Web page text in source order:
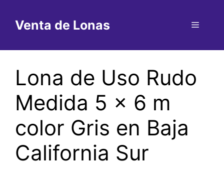
contenido
Venta de Lonas Menú
Lona de Uso Rudo
Medida 5 x 6 m
color Gris en Baja
California Sur